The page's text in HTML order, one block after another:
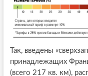
Так, введены
принадлежащих
(всего 217 кв. км),